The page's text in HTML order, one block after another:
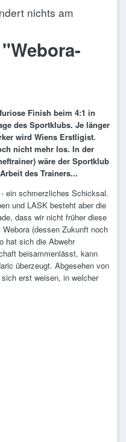
nichts am
Finish beim 4:1 in
des Sportklubs. Je länger
wird Wiens Erstligist.
nicht mehr los. In der
wäre der Sportklub
des Trainers...
ein schmerzliches Schicksal.
und LASK besteht aber die
dass wir nicht früher diese
(dessen Zukunft noch
hat sich die Abwehr
beisammenlässt, kann
überzeugt. Abgesehen von
erst weisen, in welcher